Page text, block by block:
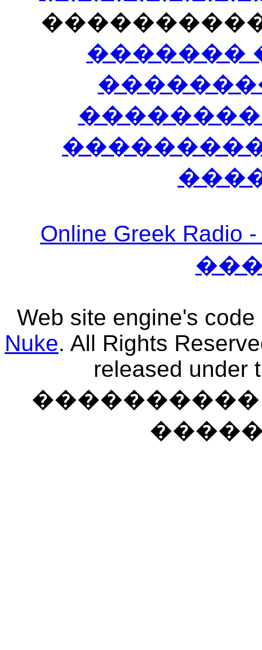
�������
Online Greek
Web site engine's
Nuke. All Rights
released under
����������